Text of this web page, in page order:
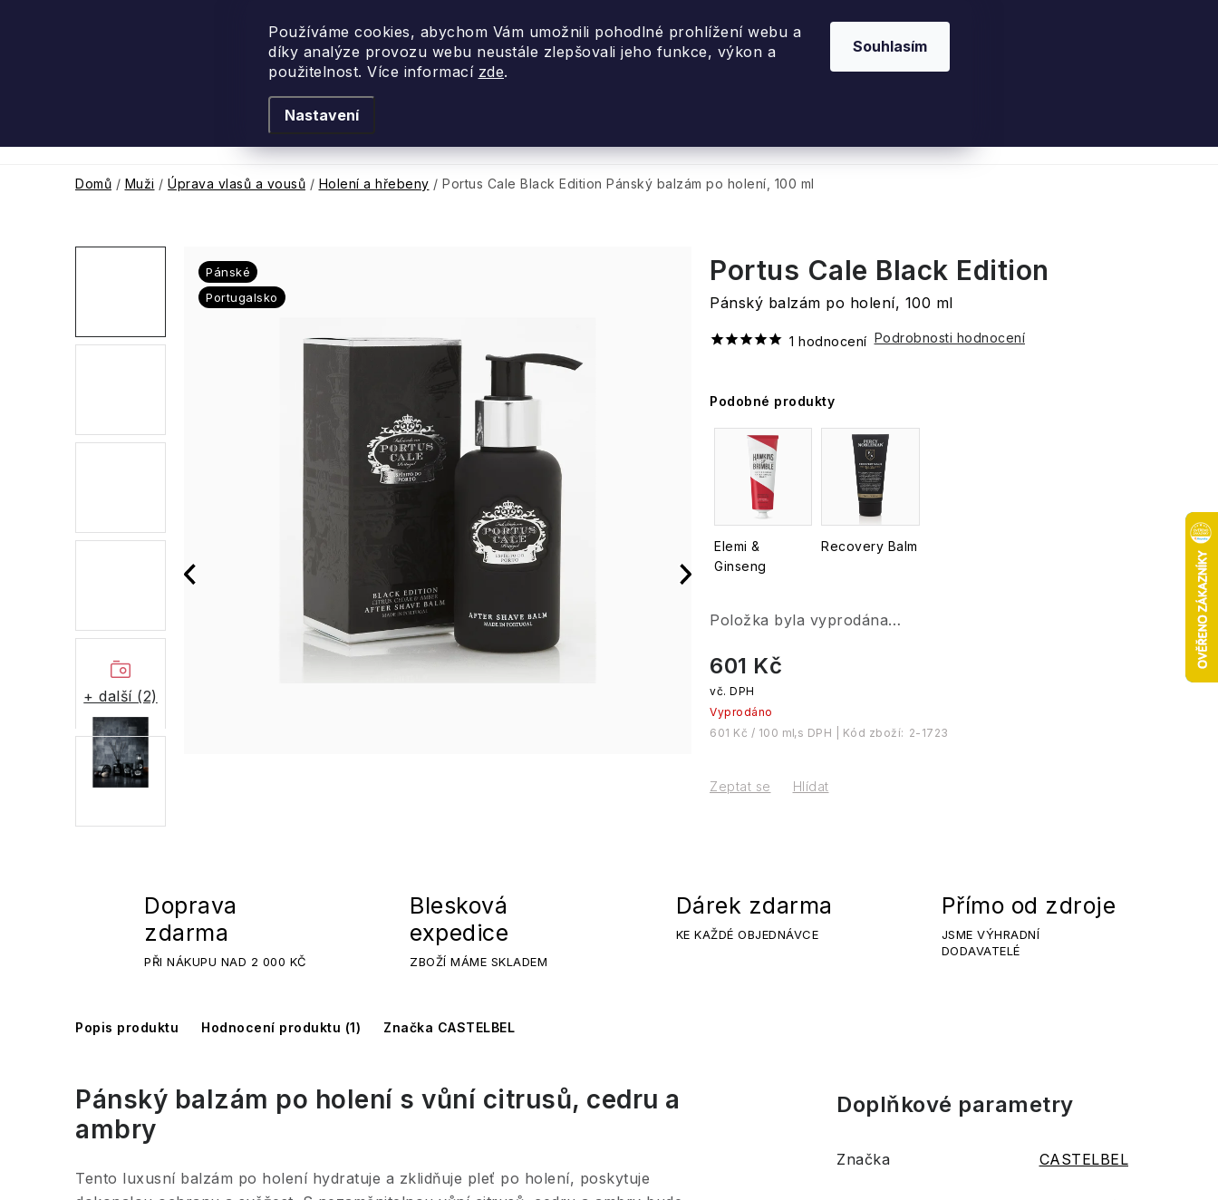
Používáme cookies, abychom Vám umožnili pohodlné prohlížení webu a
díky analýze provozu webu neustále zlepšovali jeho funkce, výkon a
použitelnost. Více informací zde.
Nastavení
Souhlasím
Podle vůně
Domů / Muži / Úprava vlasů a vousů / Holení a hřebeny / Portus Cale Black Edition Pánský balzám po holení, 100 ml
+ další (2)
Portus Cale Black Edition
Pánský balzám po holení, 100 ml
1 hodnocení Podrobnosti hodnocení
Podobné produkty
Elemi &
Ginseng
Recovery Balm
Položka byla vyprodána…
601 Kč
Vyprodáno
Měrná cena:
601 Kč / 100 ml Kód zboží: 2-1723
Zeptat se Hlídat
Pánské
Portugalsko
Doprava
zdarma
PŘI NÁKUPU NAD 2 000 KČ
Blesková
expedice
ZBOŽÍ MÁME SKLADEM
Dárek zdarma
KE KAŽDÉ OBJEDNÁVCE
Přímo od zdroje
JSME VÝHRADNÍ
DODAVATELÉ
Popis produktu Hodnocení produktu (1) Značka CASTELBEL
Pánský balzám po holení s vůní citrusů, cedru a
ambry
Tento luxusní balzám po holení hydratuje a zklidňuje pleť po holení, poskytuje
Doplňkové parametry
Značka CASTELBEL